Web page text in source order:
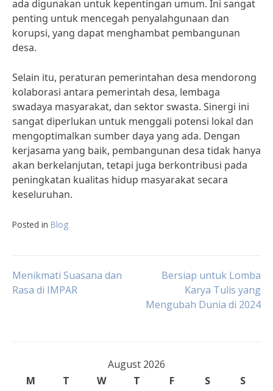
ada digunakan untuk kepentingan umum. Ini sangat
penting untuk mencegah penyalahgunaan dan
korupsi, yang dapat menghambat pembangunan
desa.
Selain itu, peraturan pemerintahan desa mendorong
kolaborasi antara pemerintah desa, lembaga
swadaya masyarakat, dan sektor swasta. Sinergi ini
sangat diperlukan untuk menggali potensi lokal dan
mengoptimalkan sumber daya yang ada. Dengan
kerjasama yang baik, pembangunan desa tidak hanya
akan berkelanjutan, tetapi juga berkontribusi pada
peningkatan kualitas hidup masyarakat secara
keseluruhan.
Posted in Blog
Post
Menikmati Suasana dan
Rasa di IMPAR
Bersiap untuk Lomba
Karya Tulis yang
Mengubah Dunia di 2024
August 2026
M
T W T F S
S